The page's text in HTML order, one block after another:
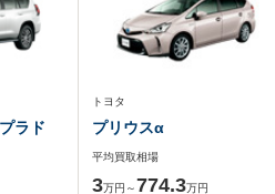
ラド
トヨタ
プリウスα
平均買取相場
3万円～774.3万円